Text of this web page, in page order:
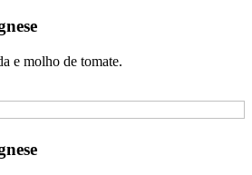
e molho de tomate.